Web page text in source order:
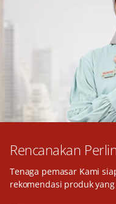
Rencanakan
Tenaga pemasar Kami
rekomendasi produk